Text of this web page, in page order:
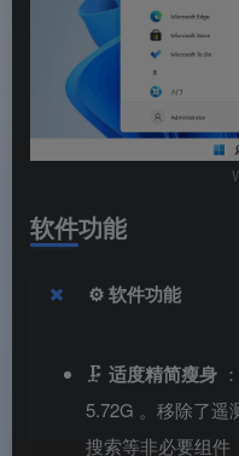
软件功能
⚙️ 软件功能
🗜️ 适度精简瘦身
5.72G 。移除了遥
搜索等非必要组件